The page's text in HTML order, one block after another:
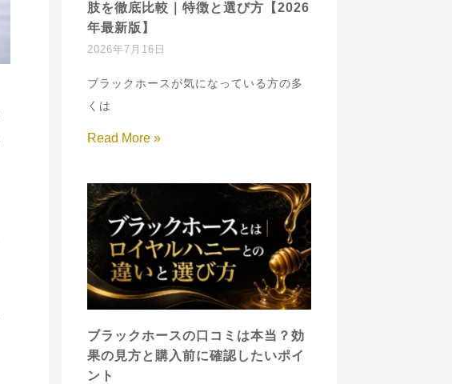
肢を徹底比較｜特徴と選び方【2026
年最新版】
2026年7月16日
ブラックホースが気になっている方の多
くは
Read More »
ブラックホースの口コミは本当？効
果の見方と購入前に確認したいポイ
ント